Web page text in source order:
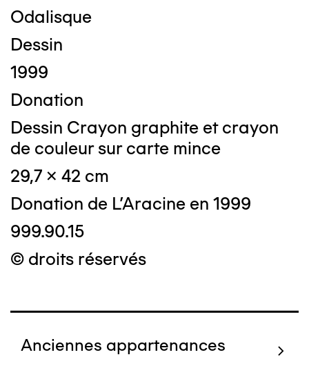
Odalisque
Dessin
1999
Donation
Dessin Crayon graphite et crayon
de couleur sur carte mince
29,7 x 42 cm
Donation de L'Aracine en 1999
999.90.15
© droits réservés
Anciennes appartenances